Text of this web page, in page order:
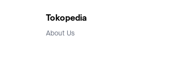
Tokopedia
About Us